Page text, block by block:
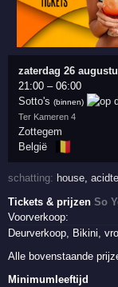
zaterdag 26
21:00 –06:00
Sotto's (binnen)
Ter Kameren 4
Zottegem
België
🇧🇪
schatting: house,
Tickets & prijzenSo
Voorverkoop:
Deurverkoop, Bikini,
Alle bovenstaande
Minimumleeftijd